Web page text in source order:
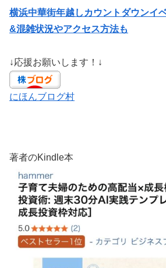
横浜中華街年越しカウントダウンイ
&混雑状況やアクセス方法も
↓応援お願いします！↓
にほんブログ村
著者のKindle本